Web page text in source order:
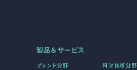
製品＆サービス
プラント分野 科学技術分野